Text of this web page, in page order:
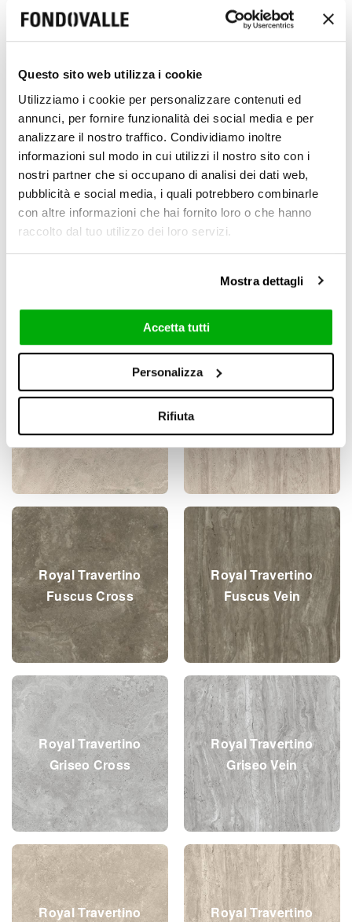
Questo sito web utilizza i cookie
Utilizziamo i cookie per personalizzare contenuti ed
annunci, per fornire funzionalità dei social media e per
analizzare il nostro traffico. Condividiamo inoltre
informazioni sul modo in cui utilizzi il nostro sito con i
nostri partner che si occupano di analisi dei dati web,
pubblicità e social media, i quali potrebbero combinarle
con altre informazioni che hai fornito loro o che hanno
raccolto dal tuo utilizzo dei loro servizi.
Mostra dettagli
Accetta tutti
Personalizza
Rifiuta
Reflex
Royal Travertino
Bianco Cross
Royal Travertino
Bianco Vein
Royal Travertino
Fuscus Cross
Royal Travertino
Fuscus Vein
Royal Travertino
Griseo Cross
Royal Travertino
Griseo Vein
Royal Travertino
Royal Travertino